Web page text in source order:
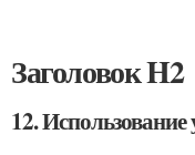
Заголовок H2
12.